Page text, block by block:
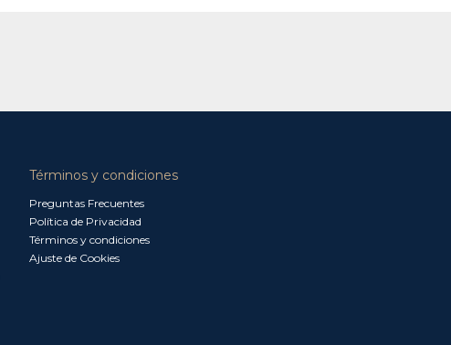
Términos y condiciones
Preguntas Frecuentes
Política de Privacidad
Términos y condiciones
Ajuste de Cookies